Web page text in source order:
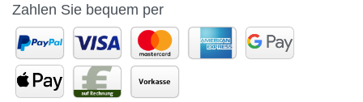
Zahlen Sie bequem per